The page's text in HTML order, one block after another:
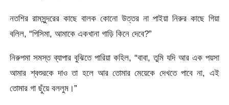
নতশির রামসুন্দরের কাছে বালক কোনো উত্তর না পাইয়া নিরুর কাছে গিয়া
বলিল, “পিসিমা, আমাকে একখানা গাড়ি কিনে দেবে?”
নিরুপমা সমস্ত ব্যাপার বুঝিতে পারিয়া কহিল, “বাবা, তুমি যদি আর এক পয়সা
আমার শ্বশুরকে দাও তা হলে আর তোমার মেয়েকে দেখতে পাবে না, এই
তোমার গা ছুঁয়ে বললুম।”